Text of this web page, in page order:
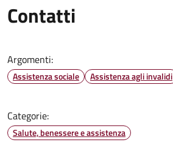
Contatti
Argomenti:
Assistenza sociale Assistenza agli invalidi
Categorie:
Salute, benessere e assistenza